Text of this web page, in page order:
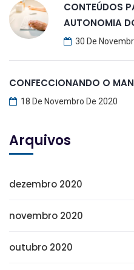
CONTEÚDOS
AUTONOMIA
30 De
CONFECCIONANDO O
18 De Novembro De 2020
Arquivos
dezembro 2020
novembro 2020
outubro 2020